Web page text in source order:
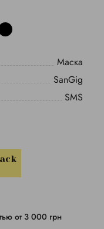
Маска
SanGig
SMS
от 3 000 грн